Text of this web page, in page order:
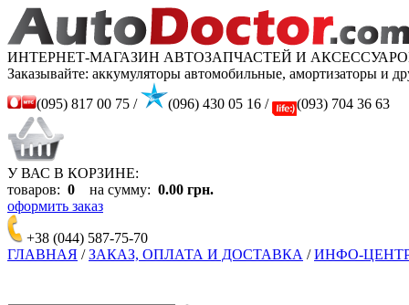
ИНТЕРНЕТ-МАГАЗИН АВТОЗАПЧАСТЕЙ И
Заказывайте: аккумуляторы автомобильные, амортизаторы и
(095) 817 00 75 /
(096) 430 05 16 / (093) 704 36 63
У ВАС В КОРЗИНЕ:
товаров: 0 на сумму: 0.00 грн.
оформить заказ
+38 (044) 587-75-70
ГЛАВНАЯ / ЗАКАЗ, ОПЛАТА И ДОСТАВКА / ИНФО-